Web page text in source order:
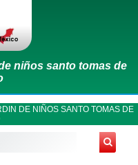
niños santo tomas de
DE NIÑOS SANTO TOMAS DE